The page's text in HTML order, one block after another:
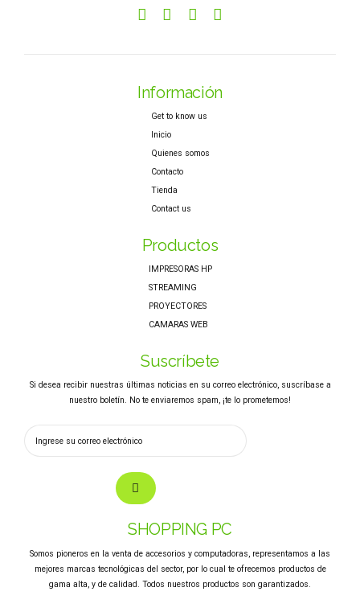
Información
Get to know us
Inicio
Quienes somos
Contacto
Tienda
Contact us
Productos
IMPRESORAS HP
STREAMING
PROYECTORES
CAMARAS WEB
Suscríbete
Si desea recibir nuestras últimas noticias en su correo electrónico, suscríbase a
nuestro boletín. No te enviaremos spam, ¡te lo prometemos!
SHOPPING PC
Somos pioneros en la venta de accesorios y computadoras, representamos a las
mejores marcas tecnológicas del sector, por lo cual te ofrecemos productos de
gama alta, y de calidad. Todos nuestros productos son garantizados.